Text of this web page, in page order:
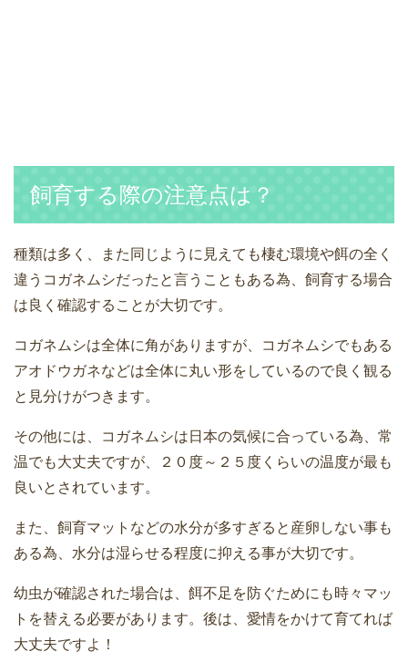
飼育する際の注意点は？
種類は多く、また同じように見えても棲む環境や餌の全く
違うコガネムシだったと言うこともある為、飼育する場合
は良く確認することが大切です。
コガネムシは全体に角がありますが、コガネムシでもある
アオドウガネなどは全体に丸い形をしているので良く観る
と見分けがつきます。
その他には、コガネムシは日本の気候に合っている為、常
温でも大丈夫ですが、２０度～２５度くらいの温度が最も
良いとされています。
また、飼育マットなどの水分が多すぎると産卵しない事も
ある為、水分は湿らせる程度に抑える事が大切です。
幼虫が確認された場合は、餌不足を防ぐためにも時々マッ
トを替える必要があります。後は、愛情をかけて育てれば
大丈夫ですよ！